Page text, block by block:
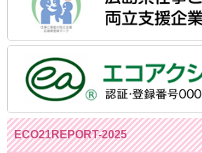
ECO21REPORT-2025